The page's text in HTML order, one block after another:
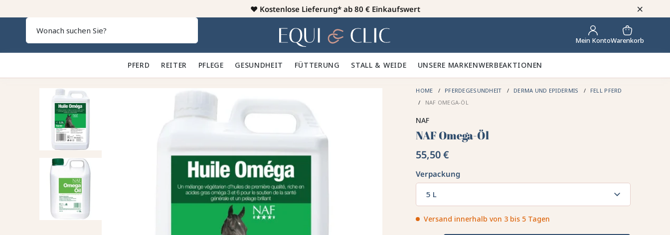
♥️ Kostenlose Lieferung* ab 80 € Einkaufswert ×
Heim Mein KontoWarenkorb
PFERD 🐎 REITER 👕 PFLEGE 🪮 GESUNDHEIT ✨ FÜTTERUNG 🥕 STALL & WEIDE 🍃 UNSERE MARKENWERBEAKTIONEN
HOME PFERDEGESUNDHEIT DERMA UND EPIDERMIS
FELL PFERD
NAF OMEGA-ÖL
NAF
NAF Omega-Öl
55,50 €
Verpackung
5 L
Versand innerhalb von 3 bis 5 Tagen